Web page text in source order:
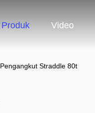
Produk Video
Pengangkut Straddle 80t